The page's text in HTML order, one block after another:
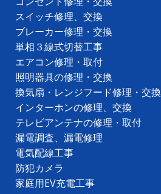
スイッチ修理、交換
ブレーカー修理・交換
単相３線式切替工事
エアコン修理・取付
照明器具の修理・交換
換気扇・レンジフード修理・交換
インターホンの修理、交換
テレビアンテナの修理・取付
漏電調査、漏電修理
電気配線工事
防犯カメラ
家庭用EV充電工事